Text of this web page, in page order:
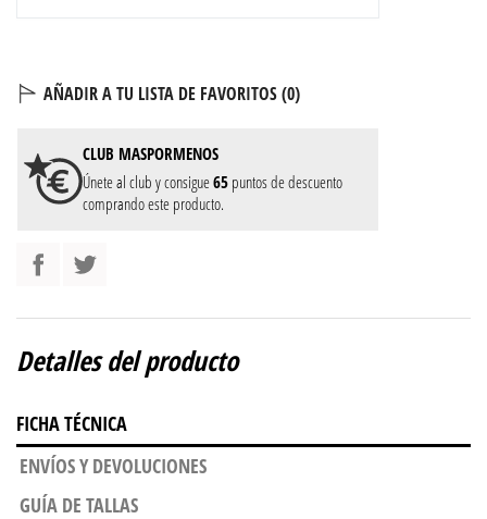
AÑADIR A TU LISTA DE FAVORITOS (0)
CLUB MASPORMENOS
Únete al club y consigue65 puntos de descuento
comprando este producto.
Detalles del producto
FICHA TÉCNICA
ENVÍOS Y DEVOLUCIONES
GUÍA DE TALLAS